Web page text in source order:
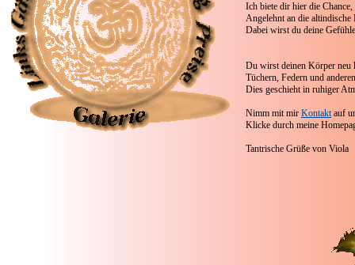
Ich biete dir hier die
Angelehnt an die
Dabei wirst du deine
Du wirst deinen Körper neu
Tüchern, Federn und
Dies geschieht in ruhiger
Nimm mit mir Kontaktauf
Klicke durch meine
Tantrische Grüße von Viola